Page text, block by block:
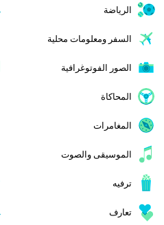
الرياضة
السفر ومعلومات محلية
الصور الفوتوغرافية
المحاكاة
المغامرات
الموسيقى والصوت
ترفيه
تعارف